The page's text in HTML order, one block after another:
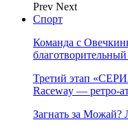
Prev Next
Спорт
Команда с
Третий этап
Raceway —
Загнать за Можай?